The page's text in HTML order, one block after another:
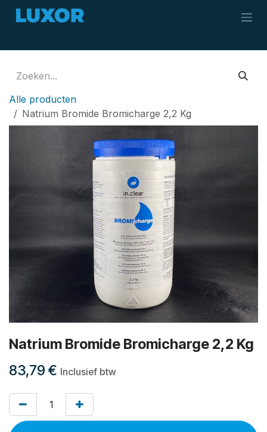
Overslaan naar inhoud
Alle producten
Natrium Bromide Bromicharge 2,2 Kg
Natrium Bromide Bromicharge 2,2 Kg
83,79 € Inclusief btw